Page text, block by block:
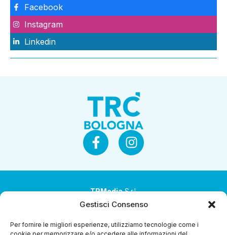
Gestisci Consenso
Per fornire le migliori esperienze, utilizziamo tecnologie come i
Facebook
Instagram
Linkedin
TRMediaS.r.l.
Società a socio unico
Società sottoposta ad attività di direzione e